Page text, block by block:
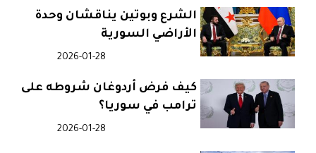
الشرع وبوتين يناقشان وحدة
الأراضي السورية
2026-01-28
كيف فرض أردوغان شروطه على
ترامب في سوريا؟
2026-01-28